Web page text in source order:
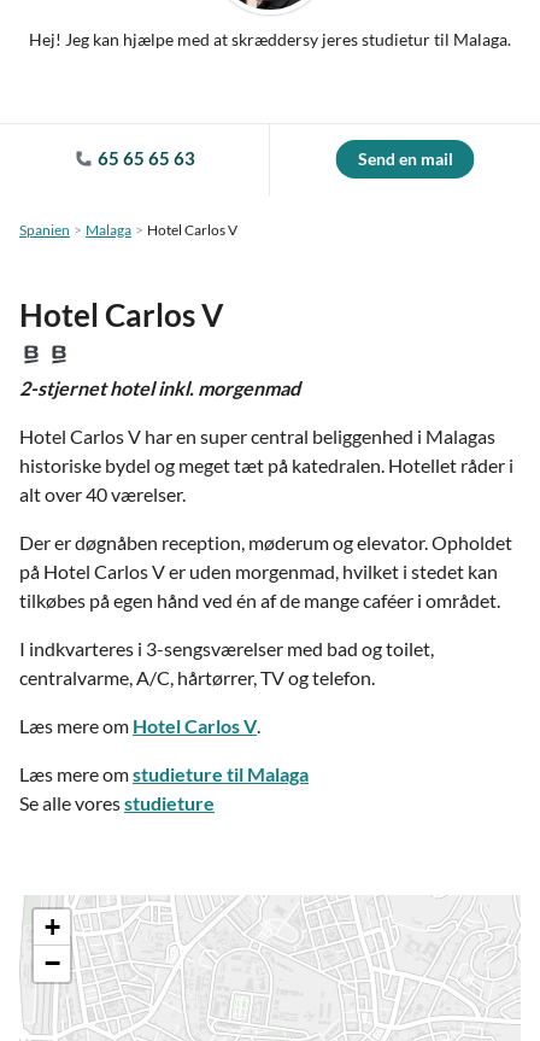
Hej! Jeg kan hjælpe med at skræddersy jeres studietur til Malaga.
65 65 65 63 Send en mail
Spanien Malaga Hotel Carlos V
Hotel Carlos V
2-stjernet hotel inkl. morgenmad
Hotel Carlos V har en super central beliggenhed i Malagas
historiske bydel og meget tæt på katedralen. Hotellet råder i
alt over 40 værelser.
Der er døgnåben reception, møderum og elevator. Opholdet
på Hotel Carlos V er uden morgenmad, hvilket i stedet kan
tilkøbes på egen hånd ved én af de mange caféer i området.
I indkvarteres i 3-sengsværelser med bad og toilet,
centralvarme, A/C, hårtørrer, TV og telefon.
Læs mere om Hotel Carlos V.
Læs mere omstudieture til Malaga
Se alle voresstudieture
+
−